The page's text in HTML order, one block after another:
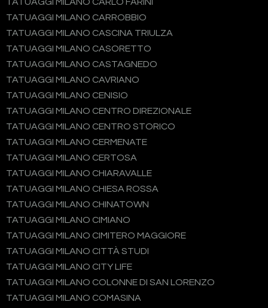
TATUAGGI MILANO CARROBBIO
TATUAGGI MILANO CASCINA TRIULZA
TATUAGGI MILANO CASORETTO
TATUAGGI MILANO CASTAGNEDO
TATUAGGI MILANO CAVRIANO
TATUAGGI MILANO CENISIO
TATUAGGI MILANO CENTRO DIREZIONALE
TATUAGGI MILANO CENTRO STORICO
TATUAGGI MILANO CERMENATE
TATUAGGI MILANO CERTOSA
TATUAGGI MILANO CHIARAVALLE
TATUAGGI MILANO CHIESA ROSSA
TATUAGGI MILANO CHINATOWN
TATUAGGI MILANO CIMIANO
TATUAGGI MILANO CIMITERO MAGGIORE
TATUAGGI MILANO CITTÀ STUDI
TATUAGGI MILANO CITY LIFE
TATUAGGI MILANO COLONNE DI SAN LORENZO
TATUAGGI MILANO COMASINA